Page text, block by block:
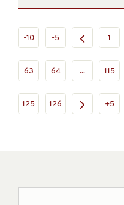
-10 -5 1
63 64 ... 115
125 126 +5